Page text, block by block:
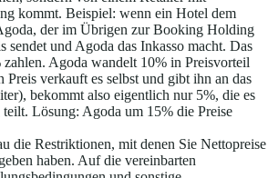
kommt. Beispiel: wenn ein Hotel dem
der im Übrigen zur Booking Holding
sendet und Agoda das Inkasso macht. Das
zahlen. Agoda wandelt 10% in Preisvorteil
Preis verkauft es selbst und gibt ihn an das
bekommt also eigentlich nur 5%, die es
Lösung: Agoda um 15% die Preise
die Restriktionen, mit denen Sie Nettopreise
haben. Auf die vereinbarten